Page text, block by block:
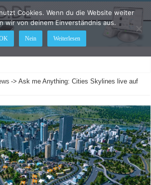
Saga – Hier sind alle Cheat Codes für das Spiel
-> Ask me Anything: Cities Skylines live auf
Cookies. Wenn du die Website weiter
wir von deinem Einverständnis aus.
Nein Weiterlesen